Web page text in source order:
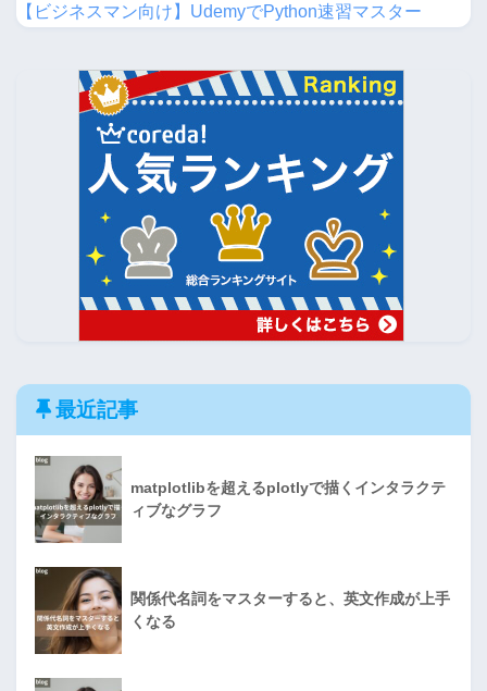
【ビジネスマン向け】UdemyでPython速習マスター
最近記事
matplotlibを超えるplotlyで描くインタラクテ
ィブなグラフ
関係代名詞をマスターすると、英文作成が上手
くなる